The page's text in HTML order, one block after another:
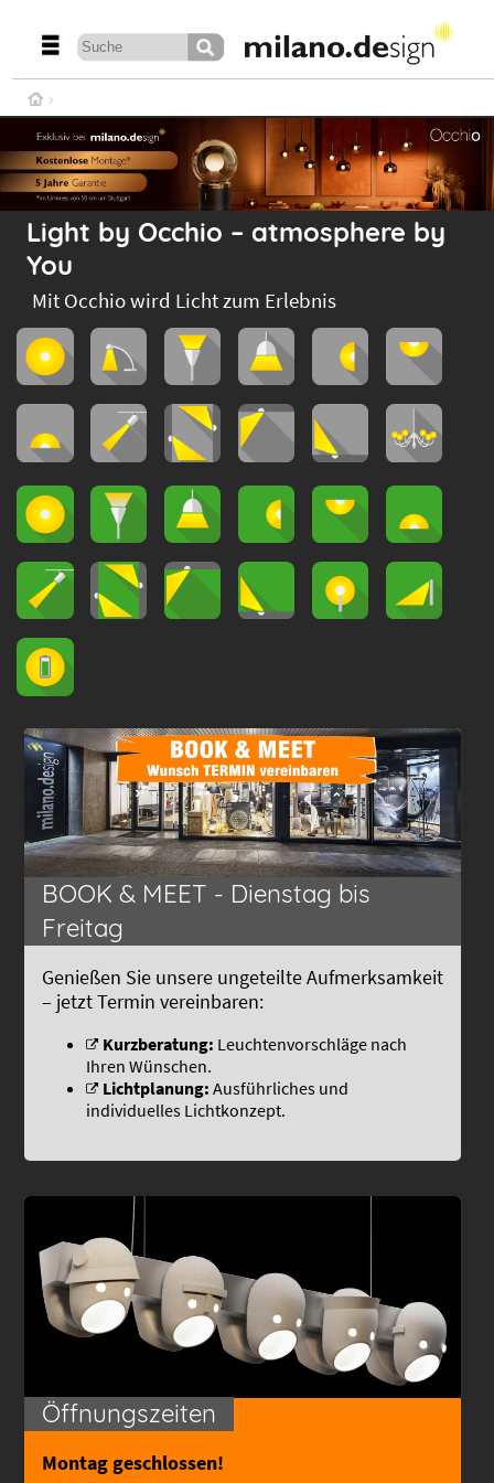
Light by Occhio – atmosphere by
You
Mit Occhio wird Licht zum Erlebnis
BOOK & MEET - Dienstag bis
Freitag
Genießen Sie unsere ungeteilte Aufmerksamkeit
– jetzt Termin vereinbaren:
Kurzberatung: Leuchtenvorschläge nach
Ihren Wünschen.
Lichtplanung: Ausführliches und
individuelles Lichtkonzept.
Öffnungszeiten
Montag geschlossen!